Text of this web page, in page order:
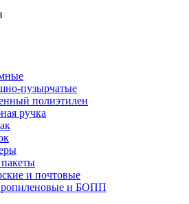
пузырчатые
полиэтилен
ручка
и почтовые
и БОПП